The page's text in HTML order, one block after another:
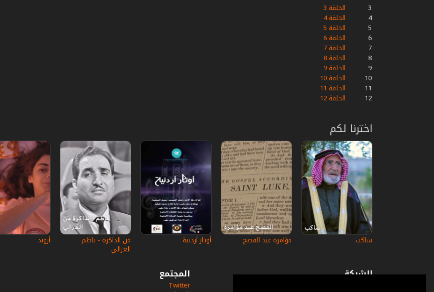
3
الحلقة 3
4
الحلقة 4
5
الحلقة 5
6
الحلقة 6
7
الحلقة 7
8
الحلقة 8
9
الحلقة 9
10
الحلقة 10
11
الحلقة 11
12
الحلقة 12
اخترنا لكم
ساكب مؤامرة عيد الفصح أوتار أردنية من الذاكرة - ناظم
الغزالي
أروند
الشركة المجتمع
Twitter